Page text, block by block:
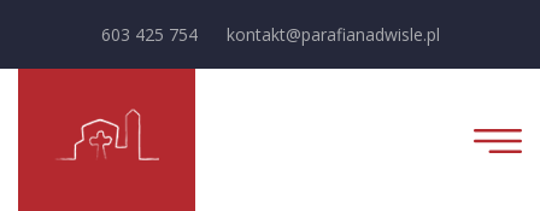
603 425 754 kontakt@parafianadwisle.pl